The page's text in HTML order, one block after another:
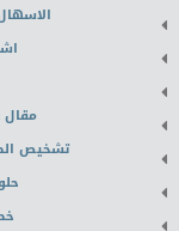
مقال
تشخيص